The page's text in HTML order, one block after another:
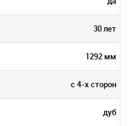
30 лет
1292 мм
с 4-х сторон
дуб